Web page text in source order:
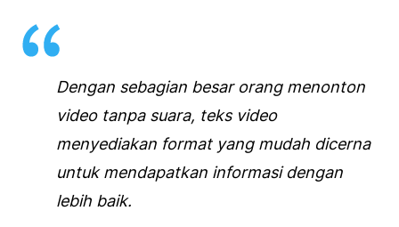
Dengan sebagian besar orang menonton
video tanpa suara, teks video
menyediakan format yang mudah dicerna
untuk mendapatkan informasi dengan
lebih baik.